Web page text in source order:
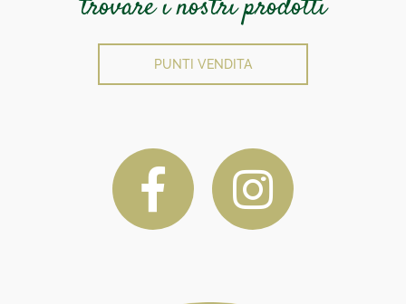
PUNTI VENDITA